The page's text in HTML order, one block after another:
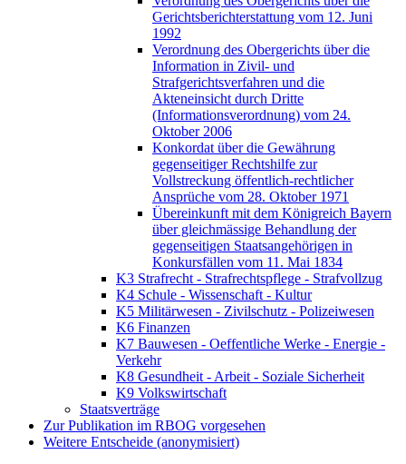
Gerichtsberichterstattung vom 12. Juni
1992
Verordnung des Obergerichts über die
Information in Zivil- und
Strafgerichtsverfahren und die
Akteneinsicht durch Dritte
(Informationsverordnung) vom 24.
Oktober 2006
Konkordat über die Gewährung
gegenseitiger Rechtshilfe zur
Vollstreckung öffentlich-rechtlicher
Ansprüche vom 28. Oktober 1971
Übereinkunft mit dem Königreich Bayern
über gleichmässige Behandlung der
gegenseitigen Staatsangehörigen in
Konkursfällen vom 11. Mai 1834
K3 Strafrecht - Strafrechtspflege - Strafvollzug
K4 Schule - Wissenschaft - Kultur
K5 Militärwesen - Zivilschutz - Polizeiwesen
K6 Finanzen
K7 Bauwesen - Oeffentliche Werke - Energie -
Verkehr
K8 Gesundheit - Arbeit - Soziale Sicherheit
K9 Volkswirtschaft
Staatsverträge
Zur Publikation im RBOG vorgesehen
Weitere Entscheide (anonymisiert)